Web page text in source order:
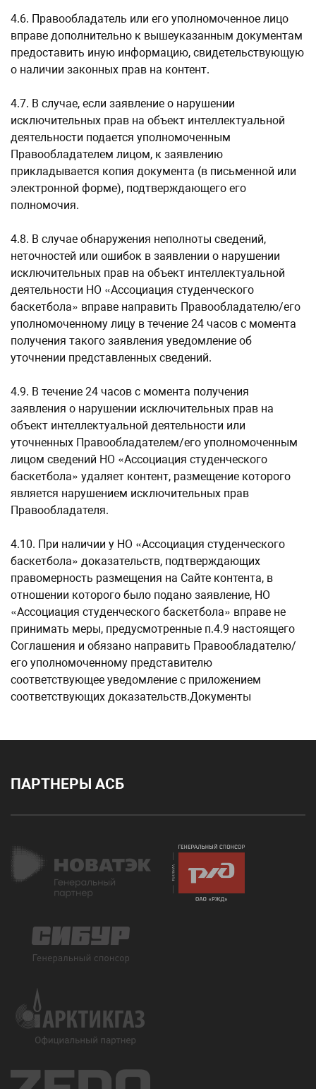
4.6. Правообладатель или его уполномоченное лицо
вправе дополнительно к вышеуказанным документам
предоставить иную информацию, свидетельствующую
о наличии законных прав на контент.
4.7. В случае, если заявление о нарушении
исключительных прав на объект интеллектуальной
деятельности подается уполномоченным
Правообладателем лицом, к заявлению
прикладывается копия документа (в письменной или
электронной форме), подтверждающего его
полномочия.
4.8. В случае обнаружения неполноты сведений,
неточностей или ошибок в заявлении о нарушении
исключительных прав на объект интеллектуальной
деятельности НО «Ассоциация студенческого
баскетбола» вправе направить Правообладателю/его
уполномоченному лицу в течение 24 часов с момента
получения такого заявления уведомление об
уточнении представленных сведений.
4.9. В течение 24 часов с момента получения
заявления о нарушении исключительных прав на
объект интеллектуальной деятельности или
уточненных Правообладателем/его уполномоченным
лицом сведений НО «Ассоциация студенческого
баскетбола» удаляет контент, размещение которого
является нарушением исключительных прав
Правообладателя.
4.10. При наличии у НО «Ассоциация студенческого
баскетбола» доказательств, подтверждающих
правомерность размещения на Сайте контента, в
отношении которого было подано заявление, НО
«Ассоциация студенческого баскетбола» вправе не
принимать меры, предусмотренные п.4.9 настоящего
Соглашения и обязано направить Правообладателю/
его уполномоченному представителю
соответствующее уведомление с приложением
соответствующих доказательств.Документы
ПАРТНЕРЫ АСБ